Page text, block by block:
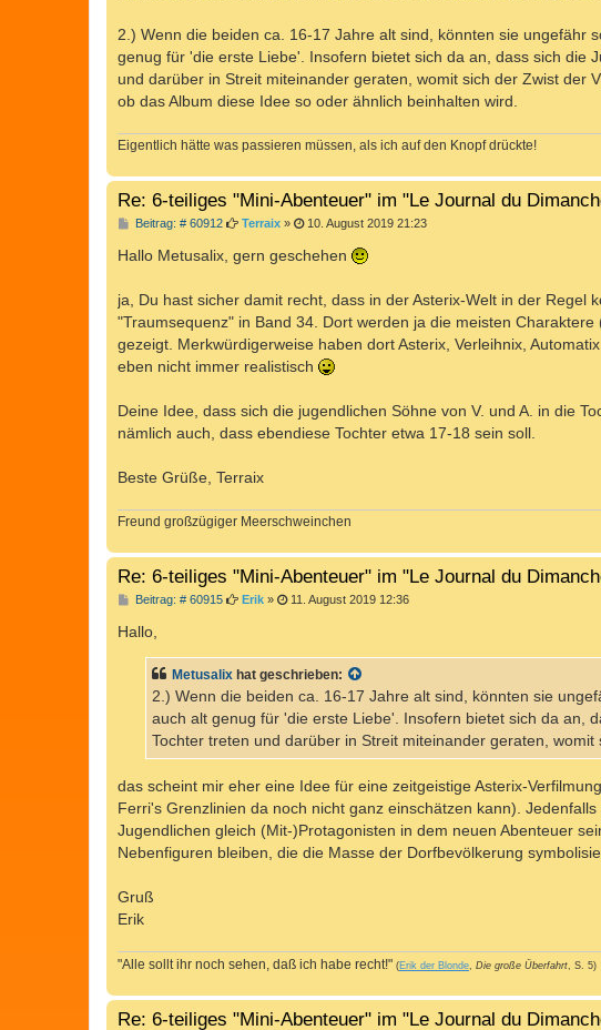
2.) Wenn die beiden ca. 16-17 Jahre alt sind, könnten sie ungefähr
genug für 'die erste Liebe'. Insofern bietet sich da an, dass sich die
und darüber in Streit miteinander geraten, womit sich der Zwist der
ob das Album diese Idee so oder ähnlich beinhalten wird.
Eigentlich hätte was passieren müssen, als ich auf den Knopf drückte!
Re: 6-teiliges "Mini-Abenteuer" im "Le Journal du
Beitrag: # 60912B
i
t
g
Terraix» 10. August 2019 21:23
Hallo Metusalix, gern geschehen
ja, Du hast sicher damit recht, dass in der Asterix-Welt in der
"Traumsequenz" in Band 34. Dort werden ja die meisten
gezeigt. Merkwürdigerweise haben dort Asterix, Verleihnix,
eben nicht immer realistisch
Deine Idee, dass sich die jugendlichen Söhne von V. und A. in die
nämlich auch, dass ebendiese Tochter etwa 17-18 sein soll.
Beste Grüße, Terraix
Freund großzügiger Meerschweinchen
Re: 6-teiliges "Mini-Abenteuer" im "Le Journal du
Beitrag: # 60915B
r
a
Erik» 11. August 2019 12:36
Hallo,
Metusalix hat geschrieben:
2.) Wenn die beiden ca. 16-17 Jahre alt sind, könnten sie
auch alt genug für 'die erste Liebe'. Insofern bietet sich da an,
Tochter treten und darüber in Streit miteinander geraten,
das scheint mir eher eine Idee für eine zeitgeistige Asterix-
Ferri's Grenzlinien da noch nicht ganz einschätzen kann).
Jugendlichen gleich (Mit-)Protagonisten in dem neuen Abenteuer
Nebenfiguren bleiben, die die Masse der Dorfbevölkerung
Gruß
Erik
"Alle sollt ihr noch sehen, daß ich habe recht!" (Erik der Blonde Die große Überfahrt , S. 5)
Re: 6-teiliges "Mini-Abenteuer" im "Le Journal du